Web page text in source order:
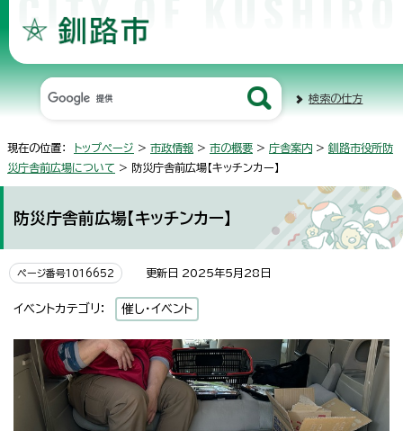
検索の仕方
現在の位置： トップページ > 市政情報 > 市の概要 > 庁舎案内 > 釧路市役所防
災庁舎前広場について > 防災庁舎前広場【キッチンカー】
防災庁舎前広場【キッチンカー】
ページ番号1016652 更新日 2025年5月28日
イベントカテゴリ： 催し・イベント